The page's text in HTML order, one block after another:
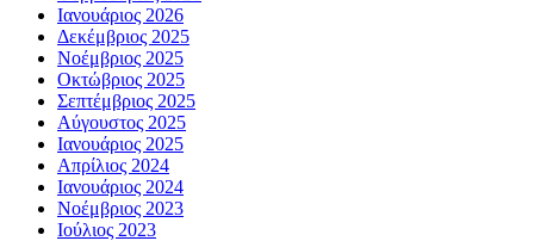
Ιανουάριος 2026
Δεκέμβριος 2025
Νοέμβριος 2025
Οκτώβριος 2025
Σεπτέμβριος 2025
Αύγουστος 2025
Ιανουάριος 2025
Απρίλιος 2024
Ιανουάριος 2024
Νοέμβριος 2023
Ιούλιος 2023